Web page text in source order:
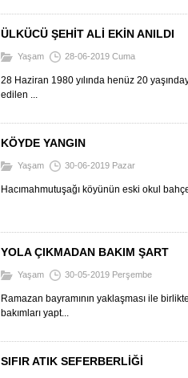
ÜLKÜCÜ ŞEHİT ALİ EKİN ANILDI
Yaşam 28-06-2019 Cuma
28 Haziran 1980 yılında henüz 20
edilen ...
KÖYDE YANGIN
Yaşam 30-06-2019 Pazar
Hacımahmutuşağı köyünün eski okul
YOLA ÇIKMADAN BAKIM ŞART
Yaşam 30-05-2019 Perşembe
Ramazan bayramının yaklaşması ile
bakımları yapt...
SIFIR ATIK SEFERBERLİĞİ